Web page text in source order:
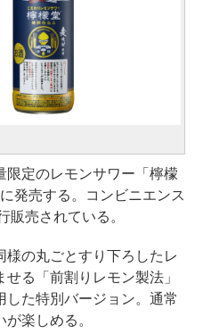
定のレモンサワー「檸檬
発売する。コンビニエンス
販売されている。
の丸ごとすり下ろしたレ
る「前割りレモン製法」
した特別バージョン。通常
楽しめる。